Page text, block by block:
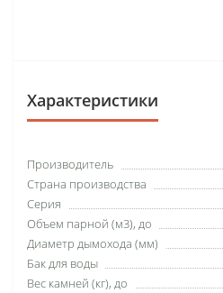
Характеристики
Производитель
Страна производства
Серия
Объем парной (м3), до
Диаметр дымохода (мм)
Бак для воды
Вес камней (кг), до